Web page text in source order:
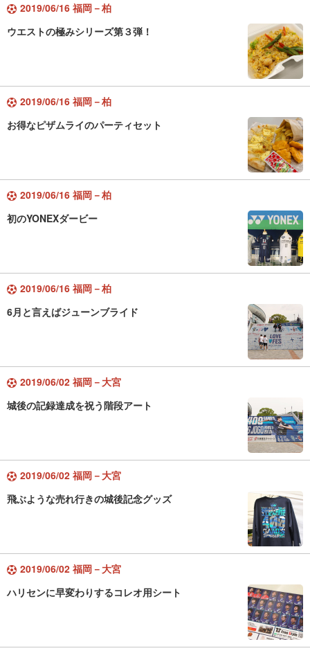
2019/06/16 福岡－柏
ウエストの極みシリーズ第３弾！
2019/06/16 福岡－柏
お得なピザムライのパーティセット
2019/06/16 福岡－柏
初のYONEXダービー
2019/06/16 福岡－柏
6月と言えばジューンブライド
2019/06/02 福岡－大宮
城後の記録達成を祝う階段アート
2019/06/02 福岡－大宮
飛ぶような売れ行きの城後記念グッズ
2019/06/02 福岡－大宮
ハリセンに早変わりするコレオ用シート